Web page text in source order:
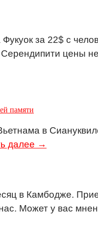
за 22$ с
цены
памяти
в
далее →
в Камбодже.
Может у вас